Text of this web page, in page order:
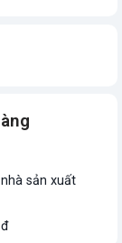
sản xuất